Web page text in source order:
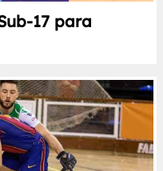
17 para